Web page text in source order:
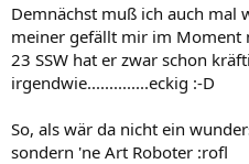
Demnächst muß ich auch mal
meiner gefällt mir im Moment
23 SSW hat er zwar schon
irgendwie..............eckig :-D
So, als wär da nicht ein
sondern 'ne Art Roboter :rofl